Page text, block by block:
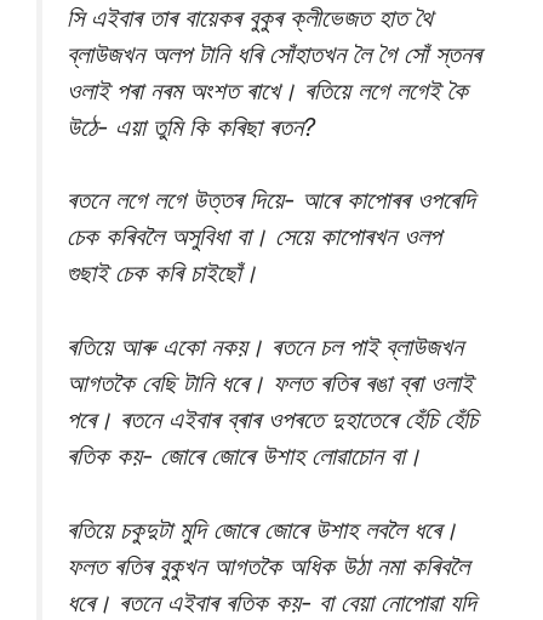
সি এইবাৰ তাৰ বায়েকৰ বুকুৰ ক্লীভেজত হাত থৈ
ব্লাউজখন অলপ টানি ধৰি সোঁহাতখন লৈ গৈ সোঁ স্তনৰ
ওলাই পৰা নৰম অংশত ৰাখে। ৰতিয়ে লগে লগেই কৈ
উঠে- এয়া তুমি কি কৰিছা ৰতন?
ৰতনে লগে লগে উত্তৰ দিয়ে- আৰে কাপোৰৰ ওপৰেদি
চেক কৰিবলৈ অসুবিধা বা‌। সেয়ে কাপোৰখন ওলপ
গুছাই চেক কৰি চাইছোঁ।
ৰতিয়ে আৰু একো নকয়। ৰতনে চল পাই ব্লাউজখন
আগতকৈ বেছি টানি ধৰে। ফলত ৰতিৰ ৰঙা ব্ৰা ওলাই
পৰে। ৰতনে এইবাৰ ব্ৰাৰ ওপৰতে দুহাতেৰে হেঁচি হেঁচি
ৰতিক কয়- জোৰে জোৰে উশাহ লোৱাচোন বা।
ৰতিয়ে চকুদুটা মুদি জোৰে জোৰে উশাহ লবলৈ ধৰে।
ফলত ৰতিৰ বুকুখন আগতকৈ অধিক উঠা নমা কৰিবলৈ
ধৰে। ৰতনে এইবাৰ ৰতিক কয়- বা বেয়া নোপোৱা যদি